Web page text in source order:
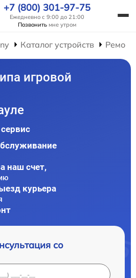
+7 (800) 301-97-75
Ежедневно с 9:00 до 21:00
Позвонить мне утром
Каталог устройств
игровой
наш счет,
курьера
со